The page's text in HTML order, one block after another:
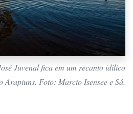
Juvenal fica em um recanto idílico
Arapiuns. Foto: Marcio Isensee e Sá.